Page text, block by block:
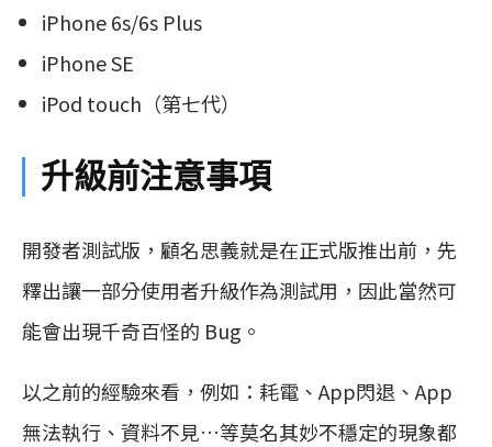
iPhone 6s/6s Plus
iPhone SE
iPod touch（第七代）
升級前注意事項
開發者測試版，顧名思義就是在正式版推出前，先
釋出讓一部分使用者升級作為測試用，因此當然可
能會出現千奇百怪的 Bug。
以之前的經驗來看，例如：耗電、App閃退、App
無法執行、資料不見…等莫名其妙不穩定的現象都